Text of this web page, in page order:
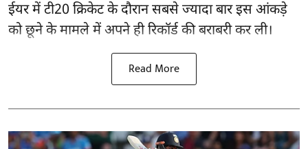
ईयर में टी20 क्रिकेट के दौरान सबसे ज्यादा बार इस आंकड़े
को छूने के मामले में अपने ही रिकॉर्ड की बराबरी कर ली।
Read More